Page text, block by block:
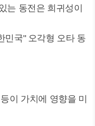
는 동전은 희귀성이
민국" 오각형 오타 동
이 가치에 영향을 미